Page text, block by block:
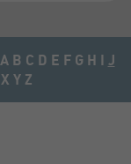
A B C D E F G H I J
X Y Z